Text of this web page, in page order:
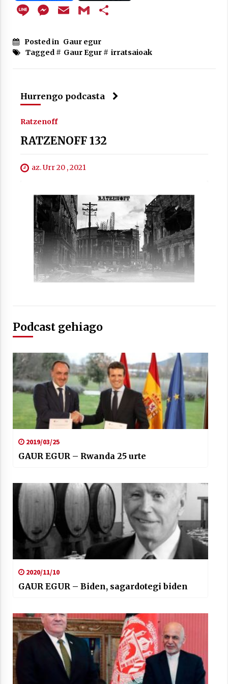
Berria egunkarian elkarrizketa
Arrosaren 20 urteez
Hala Bedi irratiko Hizpidea saioan
Zebrabidearen denboraldi amaiera
EHZtik
2021/07/01
LineMessenger
EmailGmail
Posted in Gaur egur
Tagged # Gaur Egur# irratsaioak
Hurrengo podcasta
Ratzenoff
RATZENOFF 132
az. Urr 20 , 2021
Podcast gehiago
2019/03/25
GAUR EGUR – Rwanda 25 urte
2020/11/10
GAUR EGUR – Biden, sagardotegi biden